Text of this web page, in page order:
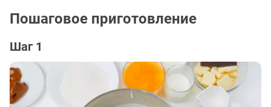
Пошаговое приготовление
Шаг 1